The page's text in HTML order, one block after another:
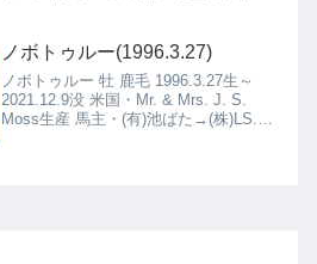
時活性値：0....
ノボトゥルー(1996.3.27)
ノボトゥルー 牡 鹿毛 1996.3.27生～
2021.12.9没 米国・Mr. & Mrs. J. S.
Moss生産 馬主・(有)池ばた→(株)LS.M